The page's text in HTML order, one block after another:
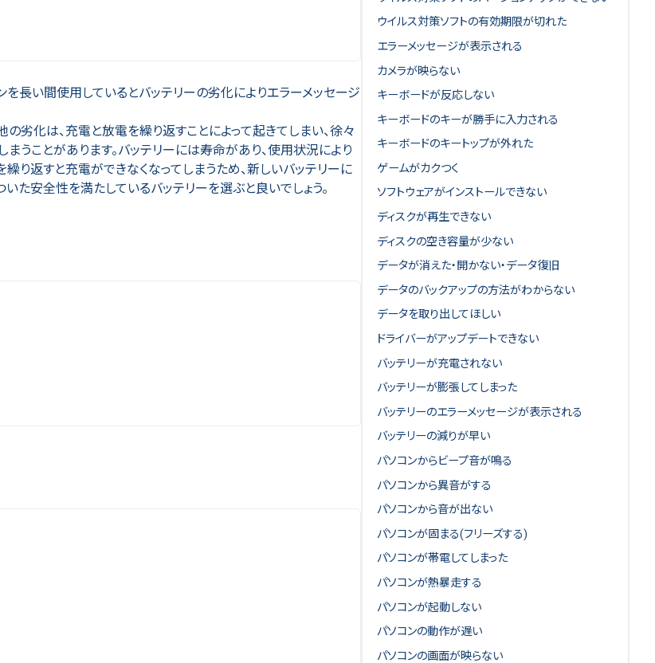
を長い間使用しているとバッテリーの劣化によりエラーメッセージ
劣化は、充電と放電を繰り返すことによって起きてしまい、徐々
うことがあります。バッテリーには寿命があり、使用状況により
り返すと充電ができなくなってしまうため、新しいバッテリーに
た安全性を満たしているバッテリーを選ぶと良いでしょう。
ウイルス対策ソフトの有効期限が切れた
エラーメッセージが表示される
カメラが映らない
キーボードが反応しない
キーボードのキーが勝手に入力される
キーボードのキートップが外れた
ゲームがカクつく
ソフトウェアがインストールできない
ディスクが再生できない
ディスクの空き容量が少ない
データが消えた・開かない・データ復旧
データのバックアップの方法がわからない
データを取り出してほしい
ドライバーがアップデートできない
バッテリーが充電されない
バッテリーが膨張してしまった
バッテリーのエラーメッセージが表示される
バッテリーの減りが早い
パソコンからビープ音が鳴る
パソコンから異音がする
パソコンから音が出ない
パソコンが固まる(フリーズする)
パソコンが帯電してしまった
パソコンが熱暴走する
パソコンが起動しない
パソコンの動作が遅い
パソコンの画面が映らない